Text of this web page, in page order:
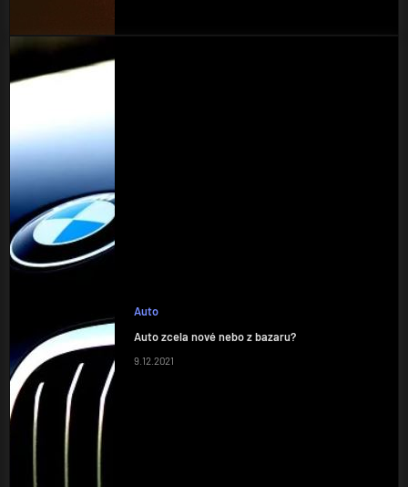
Auto
Auto zcela nové nebo z bazaru?
9.12.2021